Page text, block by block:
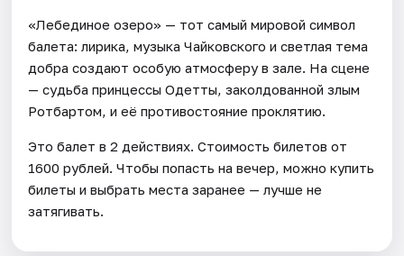
«Лебединое озеро» — тот самый мировой символ
балета: лирика, музыка Чайковского и светлая тема
добра создают особую атмосферу в зале. На сцене
— судьба принцессы Одетты, заколдованной злым
Ротбартом, и её противостояние проклятию.
Это балет в 2 действиях. Стоимость билетов от
1600 рублей. Чтобы попасть на вечер, можно купить
билеты и выбрать места заранее — лучше не
затягивать.